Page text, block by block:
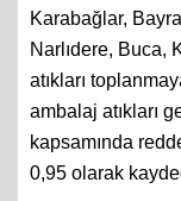
Karabağlar,
Narlıdere, Buca,
atıkları
ambalaj atıkları
kapsamında
0,95 olarak